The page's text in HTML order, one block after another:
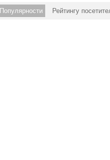
Популярности Рейтингу